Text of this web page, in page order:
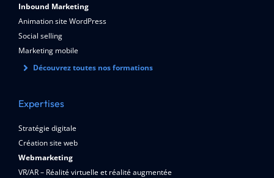
Inbound Marketing
Animation site WordPress
Social selling
Marketing mobile
Découvrez toutes nos formations
Expertises
Stratégie digitale
Création site web
Webmarketing
VR/AR – Réalité virtuelle et réalité augmentée